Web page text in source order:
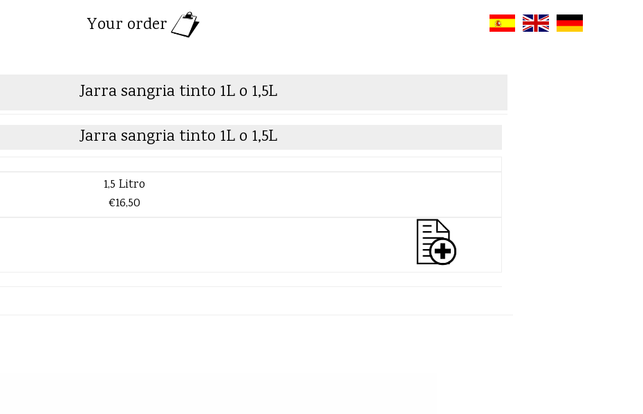
Your order
Jarra sangria tinto 1L o 1,5L
Jarra sangria tinto 1L o 1,5L
1,5 Litro
€16,50